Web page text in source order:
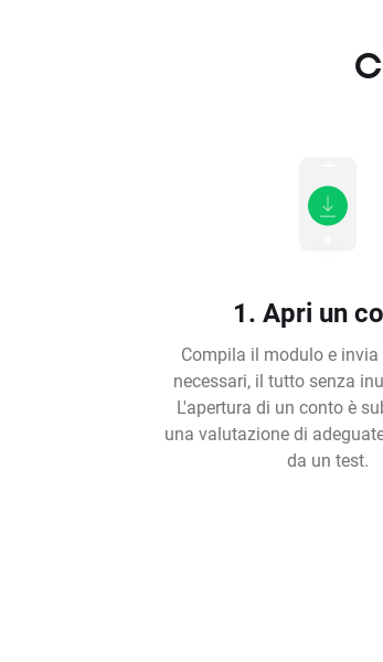
1. Apri un
Compila il modulo e
necessari, il tutto senza
L'apertura di un conto è
una valutazione di
da un test.